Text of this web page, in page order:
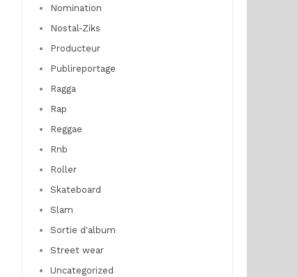
Nomination
Nostal-Ziks
Producteur
Publireportage
Ragga
Rap
Reggae
Rnb
Roller
Skateboard
Slam
Sortie d'album
Street wear
Uncategorized